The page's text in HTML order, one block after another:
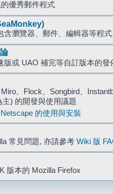
優秀郵件程式
含瀏覽器、郵件、編輯器等程
版或 UAO 補完等自訂版本的發
、Flock、Songbird、
) 的開發與使用議題
Netscape 的使用與安裝
常見問題, 亦請參考 Wiki 版
版本的 Mozilla Firefox